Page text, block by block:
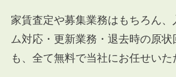
家賃査定や募集業務はもちろん、
ム対応・更新業務・退去時の原
も、全て無料で当社にお任せいた